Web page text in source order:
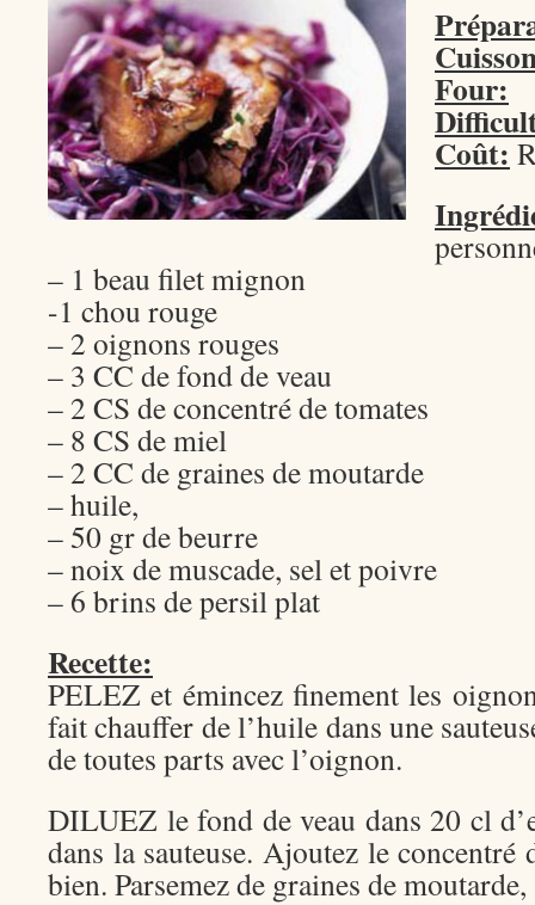
Four:
Coût:
– 1 beau filet mignon
-1 chou rouge
– 2 oignons rouges
– 3 CC de fond de veau
– 2 CS de concentré de tomates
– 8 CS de miel
– 2 CC de graines de moutarde
– huile,
– 50 gr de beurre
– noix de muscade, sel et poivre
– 6 brins de persil plat
Recette:
PELEZ et émincez finement les
fait chauffer de l’huile dans une
de toutes parts avec l’oignon.
DILUEZ le fond de veau dans 20 cl
dans la sauteuse. Ajoutez le concentré
bien. Parsemez de graines de